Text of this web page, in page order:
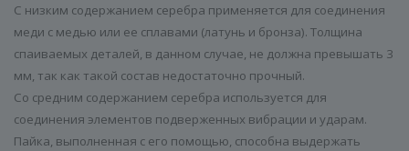
С низким содержанием серебра применяется для соединения
меди с медью или ее сплавами (латунь и бронза). Толщина
спаиваемых деталей, в данном случае, не должна превышать 3
мм, так как такой состав недостаточно прочный.
Со средним содержанием серебра используется для
соединения элементов подверженных вибрации и ударам.
Пайка, выполненная с его помощью, способна выдержать